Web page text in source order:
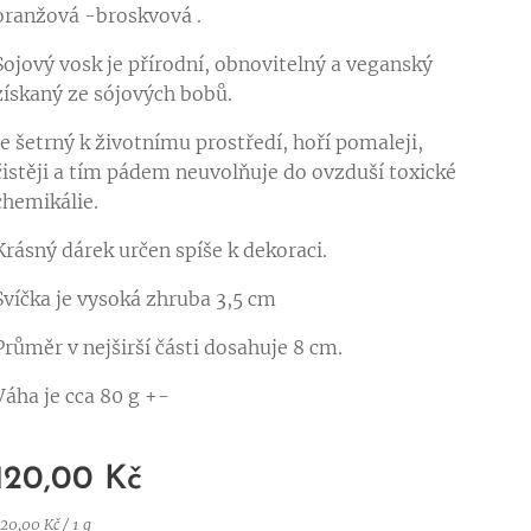
-broskvová .
vosk je přírodní, obnovitelný a veganský
ze sójových bobů.
šetrný k životnímu prostředí, hoří pomaleji,
a tím pádem neuvolňuje do ovzduší toxické
dárek určen spíše k dekoraci.
je vysoká zhruba 3,5 cm
v nejširší části dosahuje 8 cm.
je cca 80 g +-
Kč
Kč / 1 g